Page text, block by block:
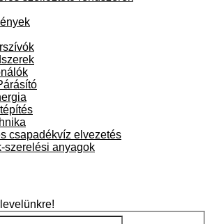
csapadékvíz elvezetés
szerelési anyagok